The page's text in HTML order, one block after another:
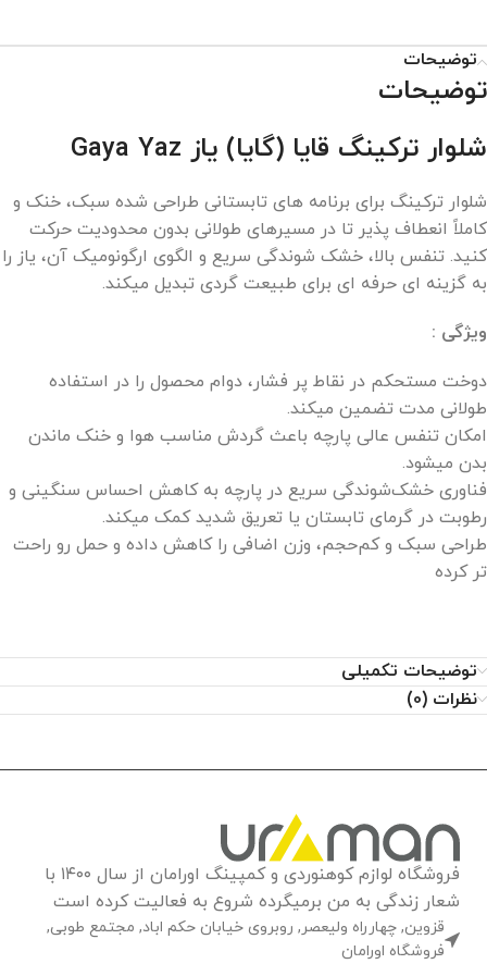
توضیحات
توضیحات
شلوار ترکینگ قایا (گایا) یاز Gaya Yaz
شلوار ترکینگ برای برنامه‌ های تابستانی طراحی شده سبک، خنک و
کاملاً انعطاف‌ پذیر تا در مسیرهای طولانی بدون محدودیت حرکت
کنید. تنفس بالا، خشک‌ شوندگی سریع و الگوی ارگونومیک آن، یاز را
به گزینه‌ ای حرفه‌ ای برای طبیعت‌ گردی تبدیل میکند.
ویژگی :
دوخت مستحکم در نقاط پر فشار، دوام محصول را در استفاده
طولانی‌ مدت تضمین میکند.
امکان تنفس عالی پارچه باعث گردش مناسب هوا و خنک ماندن
بدن میشود.
فناوری خشک‌شوندگی سریع در پارچه به کاهش احساس سنگینی و
رطوبت در گرمای تابستان یا تعریق شدید کمک میکند.
طراحی سبک و کم‌حجم، وزن اضافی را کاهش داده و حمل رو راحت
تر کرده
توضیحات تکمیلی
نظرات (0)
فروشگاه لوازم کوهنوردی و کمپینگ اورامان از سال ۱۴۰۰ با
شعار زندگی به من برمیگرده شروع به فعالیت کرده است
قزوین, چهارراه ولیعصر, روبروی خیابان حکم اباد, مجتمع طوبی,
فروشگاه اورامان